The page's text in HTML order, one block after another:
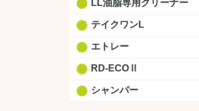
LL油脂専用クリーナー
テイクワンL
エトレー
RD-ECOⅡ
シャンパー